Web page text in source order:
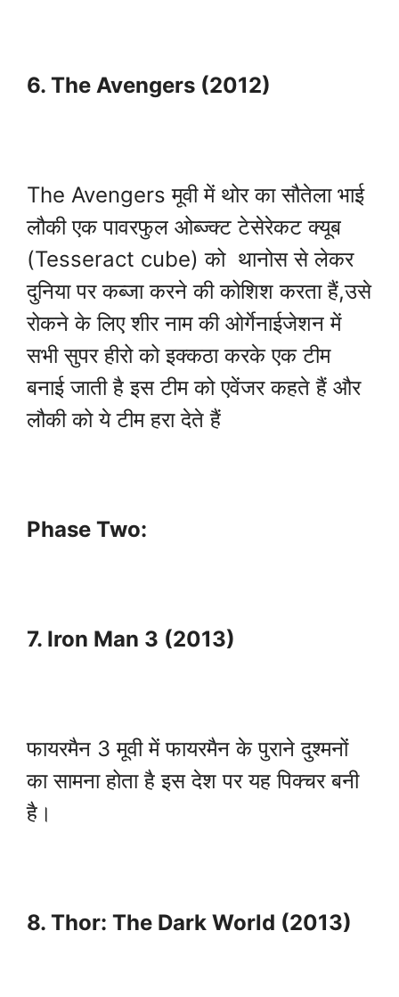
6. The Avengers (2012)
The Avengers मूवी में थोर का सौतेला भाई
लौकी एक पावरफुल ओब्ज्क्ट टेसेरेकट क्यूब
(Tesseract cube) को थानोस से लेकर
दुनिया पर कब्जा करने की कोशिश करता हैं,उसे
रोकने के लिए शीर नाम की ओर्गेनाईजेशन में
सभी सुपर हीरो को इक्कठा करके एक टीम
बनाई जाती है इस टीम को एवेंजर कहते हैं और
लौकी को ये टीम हरा देते हैं
Phase Two:
7. Iron Man 3 (2013)
फायरमैन 3 मूवी में फायरमैन के पुराने दुश्मनों
का सामना होता है इस देश पर यह पिक्चर बनी
है।
8. Thor: The Dark World (2013)